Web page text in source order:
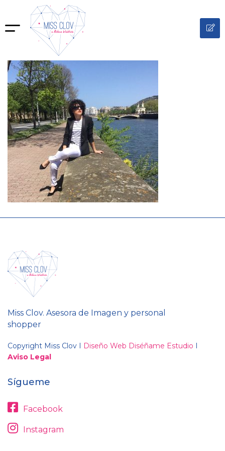
Miss Clov. Asesora de Imagen y personal
shopper
Copyright Miss Clov I Diseño Web Diséñame Estudio I
Aviso Legal
Sígueme
Facebook
Instagram